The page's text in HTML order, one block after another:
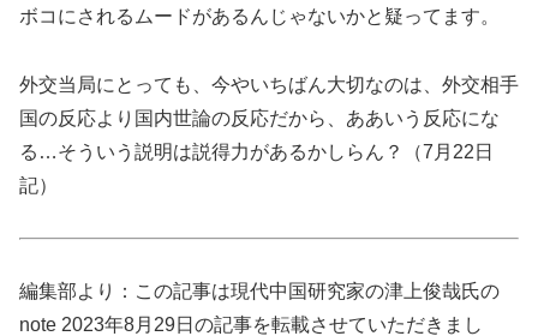
ボコにされるムードがあるんじゃないかと疑ってます。
外交当局にとっても、今やいちばん大切なのは、外交相手
国の反応より国内世論の反応だから、ああいう反応にな
る…そういう説明は説得力があるかしらん？（7月22日
記）
編集部より：この記事は現代中国研究家の津上俊哉氏の
note 2023年8月29日の記事を転載させていただきまし